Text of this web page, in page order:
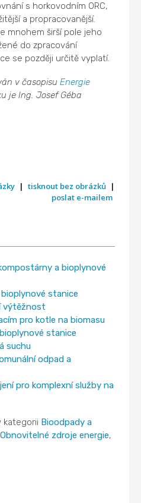
s horkovodním ORC,
a propracovanější.
mnohem širší pole jeho
do zpracování
se později určitě vyplatí.
v časopisuEnergie
jeIng. Josef Géba
| tisknout bez obrázků |
poslat e-mailem
a bioplynové
stanice
výtěžnost
pro kotle na biomasu
stanice
suchu
odpad a
pro komplexní služby na
kategorii Bioodpady a
Obnovitelné zdroje energie,